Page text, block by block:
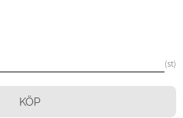
st
KÖP